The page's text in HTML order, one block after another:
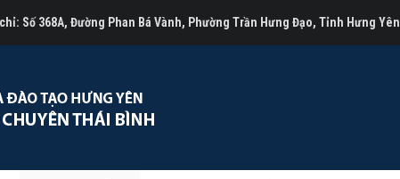
Số 368A, Đường Phan Bá Vành, Phường Trần Hưng Đạo, Tỉnh Hưng Yên